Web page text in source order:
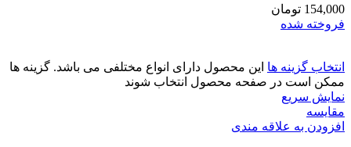
154,000 تومان
فروخته شده
انتخاب گزینه ها این محصول دارای انواع مختلفی می باشد. گزینه ها
ممکن است در صفحه محصول انتخاب شوند
نمایش سریع
مقايسه
افزودن به علاقه مندی